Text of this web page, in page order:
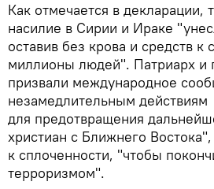
Как отмечается в декларации,
насилие в Сирии и Ираке
оставив без крова и средств к
миллионы людей". Патриарх и
призвали международное
незамедлительным действиям
для предотвращения
христиан с Ближнего
к сплоченности, "чтобы
терроризмом".